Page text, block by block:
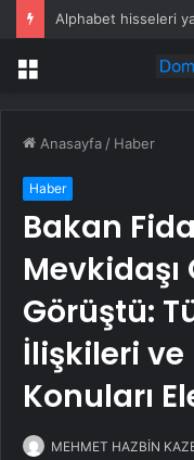
Menü
Anasayfa / Haber
Haber
Bakan
Görüştü:
İlişkileri ve
Konuları
MEHMET HAZBİN